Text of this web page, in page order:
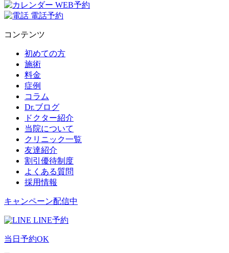
WEB予約
電話予約
コンテンツ
初めての方
施術
料金
症例
コラム
Dr.ブログ
ドクター紹介
当院について
クリニック一覧
友達紹介
割引優待制度
よくある質問
採用情報
キャンペーン配信中
LINE予約
当日予約OK